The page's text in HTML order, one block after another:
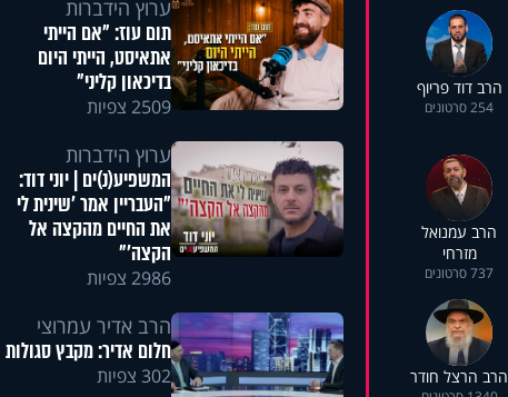
הרב דוד פריוף
254 סרטונים
הרב עמנואל
מזרחי
737 סרטונים
הרב הרצל חודר
ערוץ הידברות
תום עוז: "אם הייתי
אתאיסט, הייתי היום
בדיכאון קליני"
2509 צפיות
ערוץ הידברות
המשפיע(נ)ים | יוני דוד:
"העבריין אמר 'שינית לי
את החיים מהקצה אל
הקצה'"
2986 צפיות
הרב אדיר עמרוצי
חלום אדיר: מקבץ סגולות
302 צפיות